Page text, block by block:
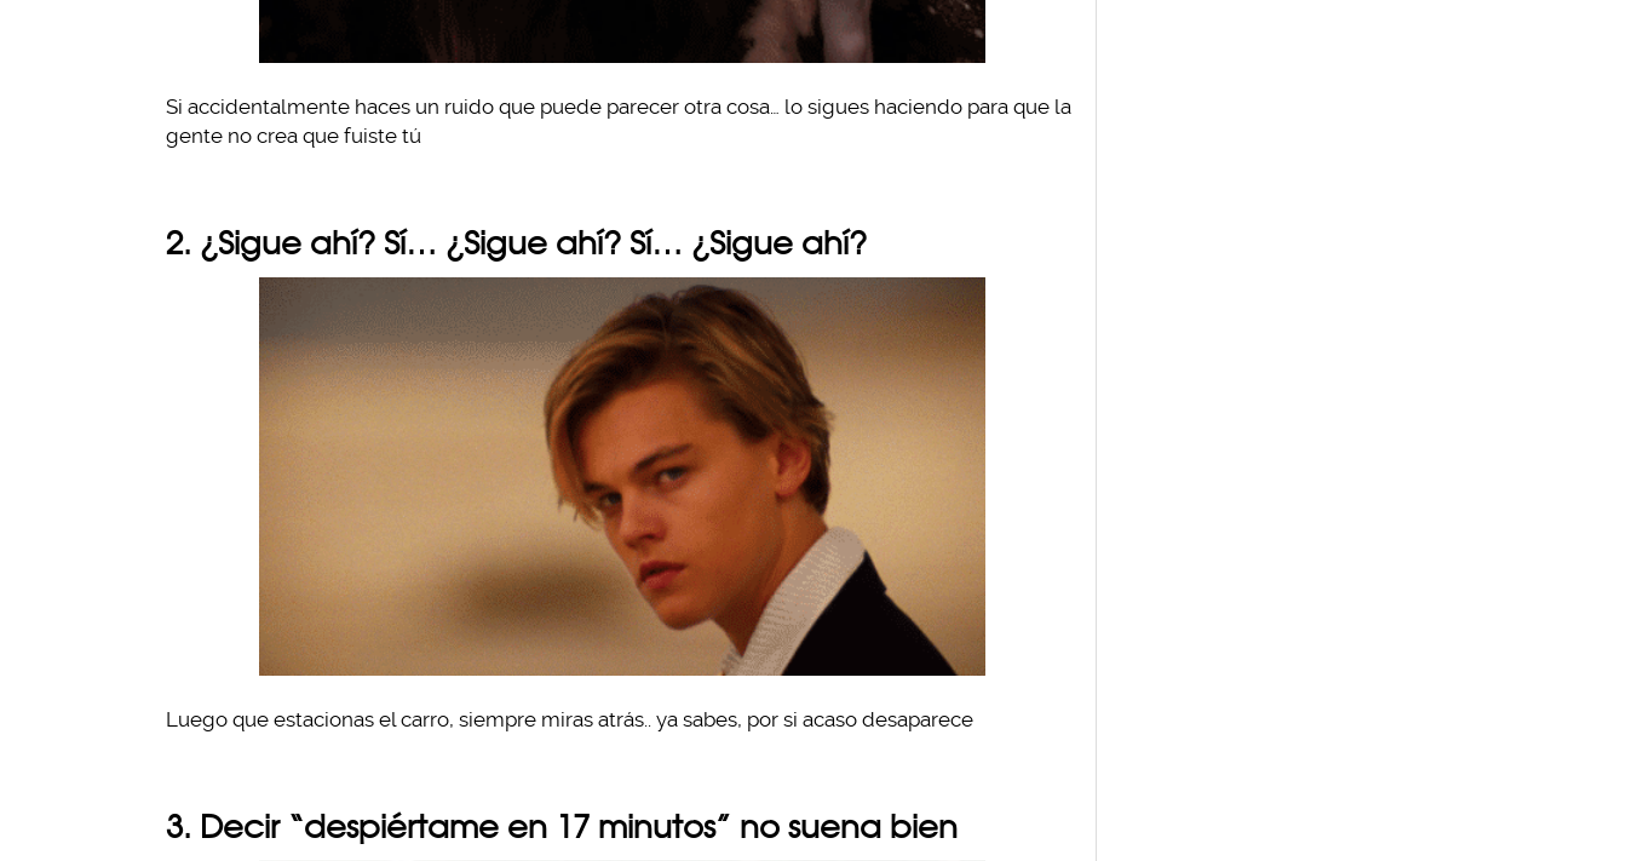
Si accidentalmente haces un ruido que puede parecer otra cosa… lo sigues haciendo para que la
gente no crea que fuiste tú
2. ¿Sigue ahí? Sí… ¿Sigue ahí? Sí… ¿Sigue ahí?
Luego que estacionas el carro, siempre miras atrás.. ya sabes, por si acaso desaparece
3. Decir “despiértame en 17 minutos” no suena bien